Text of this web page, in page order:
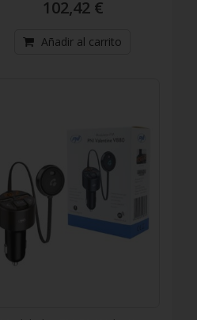
102,42 €
Añadir al carrito